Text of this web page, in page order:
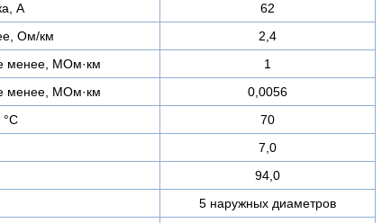
А
62
Ом/км
2,4
менее, МОм·км
1
менее, МОм·км
0,0056
70
7,0
94,0
5 наружных диаметров